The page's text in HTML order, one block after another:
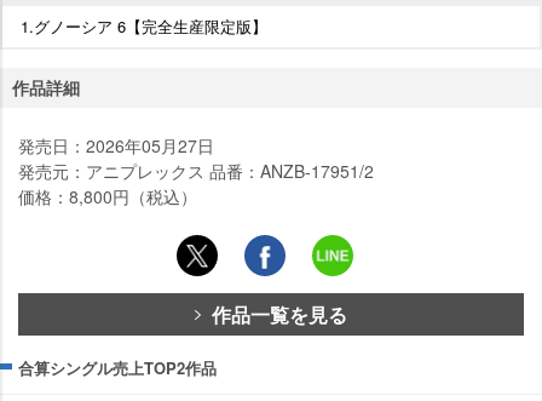
1.グノーシア 6【完全生産限定版】
作品詳細
発売日：2026年05月27日
発売元：アニプレックス 品番：ANZB-17951/2
価格：8,800円（税込）
作品一覧を見る
合算シングル売上TOP2作品